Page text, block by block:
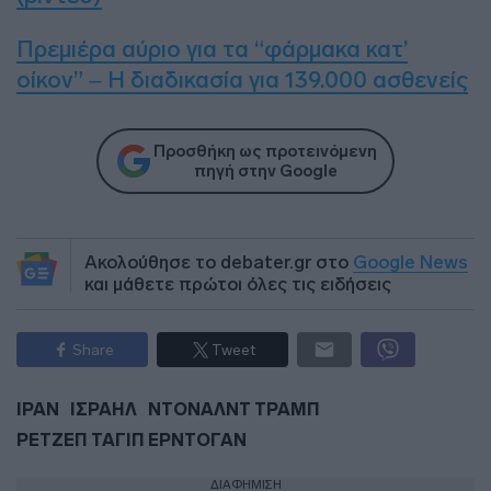
Πρεμιέρα αύριο για τα “φάρμακα κατ’
οίκον” – Η διαδικασία για 139.000 ασθενείς
Προσθήκη ως προτεινόμενη
πηγή στην Google
Ακολούθησε το debater.gr στο Google News
και μάθετε πρώτοι όλες τις ειδήσεις
Share Tweet
ΙΡΑΝ ΙΣΡΑΗΛ
ΝΤΟΝΑΛΝΤ ΤΡΑΜΠ
ΡΕΤΖΕΠ ΤΑΓΙΠ ΕΡΝΤΟΓΑΝ
ΔΙΑΦΗΜΙΣΗ